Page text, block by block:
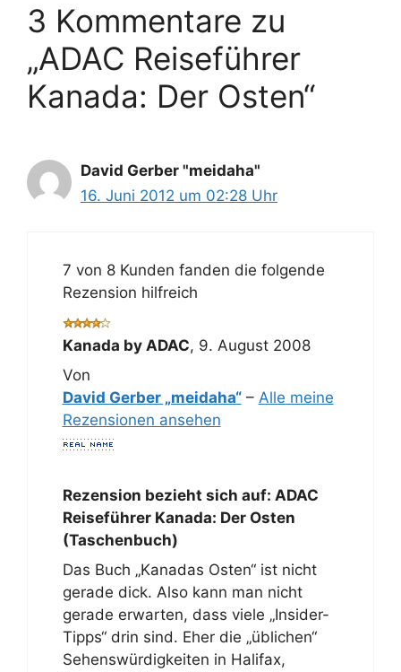
3 Kommentare zu
„ADAC Reiseführer
Kanada: Der Osten“
David Gerber "meidaha"
16. Juni 2012 um 02:28 Uhr
7 von 8 Kunden fanden die folgende
Rezension hilfreich
Kanada by ADAC, 9. August 2008
Von
David Gerber „meidaha“– Alle meine
Rezensionen ansehen
Rezension bezieht sich auf: ADAC
Reiseführer Kanada: Der Osten
(Taschenbuch)
Das Buch „Kanadas Osten“ ist nicht
gerade dick. Also kann man nicht
gerade erwarten, dass viele „Insider-
Tipps“ drin sind. Eher die „üblichen“
Sehenswürdigkeiten in Halifax,